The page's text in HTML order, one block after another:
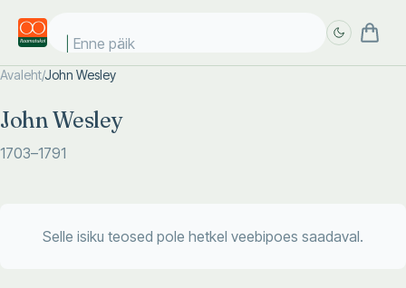
Enne päike
Avaleht/John Wesley
John Wesley
1703–1791
Selle isiku teosed pole hetkel veebipoes saadaval.